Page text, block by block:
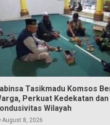
Tasikmadu Komsos
Perkuat Kedekatan dan
Wilayah
August 8, 2026